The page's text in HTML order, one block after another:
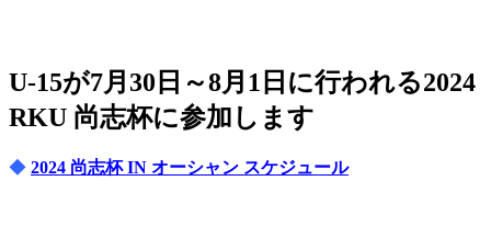
U-15が7月30日～8月1日に行われる2024
RKU 尚志杯に参加します
◆ 2024 尚志杯 IN オーシャン スケジュール